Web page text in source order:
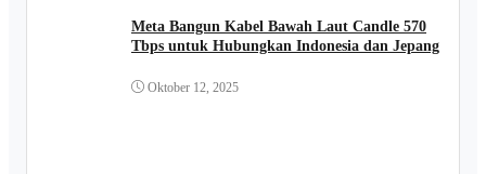
Meta Bangun Kabel Bawah Laut Candle 570
Tbps untuk Hubungkan Indonesia dan Jepang
Oktober 12, 2025